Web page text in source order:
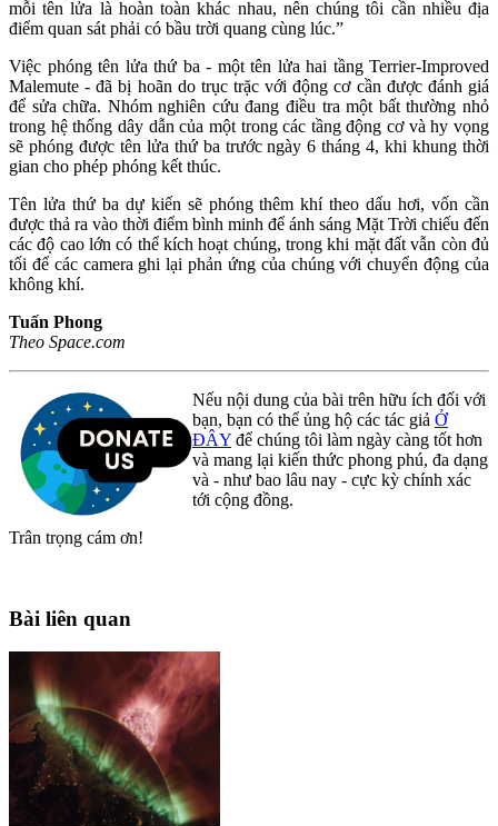
mỗi tên lửa là hoàn toàn khác nhau, nên chúng tôi cần nhiều địa
điểm quan sát phải có bầu trời quang cùng lúc.”
Việc phóng tên lửa thứ ba - một tên lửa hai tầng Terrier-Improved
Malemute - đã bị hoãn do trục trặc với động cơ cần được đánh giá
để sửa chữa. Nhóm nghiên cứu đang điều tra một bất thường nhỏ
trong hệ thống dây dẫn của một trong các tầng động cơ và hy vọng
sẽ phóng được tên lửa thứ ba trước ngày 6 tháng 4, khi khung thời
gian cho phép phóng kết thúc.
Tên lửa thứ ba dự kiến sẽ phóng thêm khí theo dấu hơi, vốn cần
được thả ra vào thời điểm bình minh để ánh sáng Mặt Trời chiếu đến
các độ cao lớn có thể kích hoạt chúng, trong khi mặt đất vẫn còn đủ
tối để các camera ghi lại phản ứng của chúng với chuyển động của
không khí.
Tuấn Phong
Theo Space.com
Nếu nội dung của bài trên hữu ích đối với
bạn, bạn có thể ủng hộ các tác giả Ở
ĐÂY để chúng tôi làm ngày càng tốt hơn
và mang lại kiến thức phong phú, đa dạng
và - như bao lâu nay - cực kỳ chính xác
tới cộng đồng.
Trân trọng cám ơn!
Bài liên quan